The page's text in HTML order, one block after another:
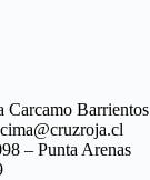
Carcamo Barrientos
– Punta Arenas